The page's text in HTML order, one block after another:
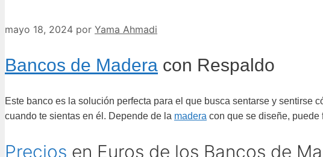
mayo 18, 2024 por Yama Ahmadi
Bancos de Madera con Respaldo
Este banco es la solución perfecta para el que busca sentarse y sentirse
cuando te sientas en él. Depende de la madera con que se diseñe,
Precios en Euros de los Bancos de